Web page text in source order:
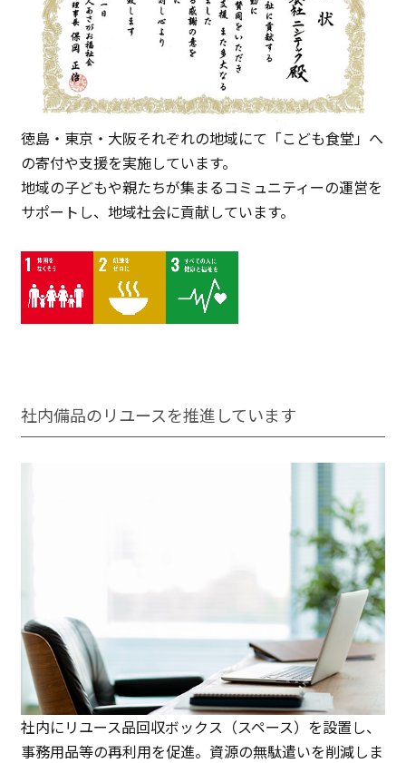
徳島・東京・⼤阪それぞれの地域にて「こども⾷堂」へ
の寄付や⽀援を実施しています。
地域の⼦どもや親たちが集まるコミュニティーの運営を
サポートし、地域社会に貢献しています。
社内備品のリユースを推進しています
社内にリユース品回収ボックス（スペース）を設置し、
事務⽤品等の再利⽤を促進。資源の無駄遣いを削減しま